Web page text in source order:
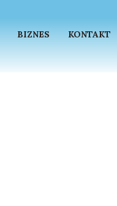
BIZNES KONTAKT